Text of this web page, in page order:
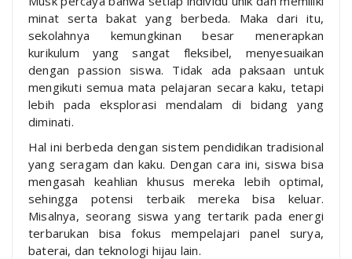
minat serta bakat yang berbeda. Maka dari itu,
sekolahnya kemungkinan besar menerapkan
kurikulum yang sangat fleksibel, menyesuaikan
dengan passion siswa. Tidak ada paksaan untuk
mengikuti semua mata pelajaran secara kaku, tetapi
lebih pada eksplorasi mendalam di bidang yang
diminati.
Hal ini berbeda dengan sistem pendidikan tradisional
yang seragam dan kaku. Dengan cara ini, siswa bisa
mengasah keahlian khusus mereka lebih optimal,
sehingga potensi terbaik mereka bisa keluar.
Misalnya, seorang siswa yang tertarik pada energi
terbarukan bisa fokus mempelajari panel surya,
baterai, dan teknologi hijau lain.